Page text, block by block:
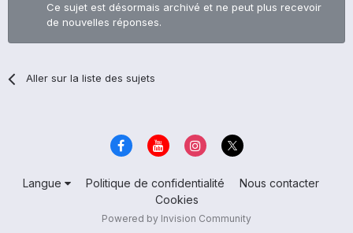
Ce sujet est désormais archivé et ne peut plus recevoir
de nouvelles réponses.
Aller sur la liste des sujets
Langue Politique de confidentialité
Nous contacter
Cookies
Powered by Invision Community